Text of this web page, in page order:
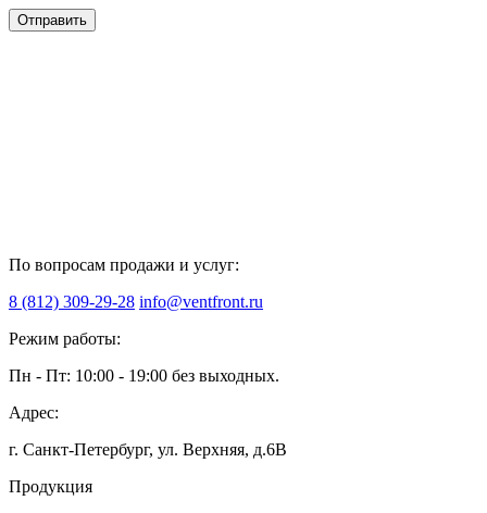
Отправить
По вопросам продажи и услуг:
8 (812) 309-29-28 info@ventfront.ru
Режим работы:
Пн - Пт: 10:00 - 19:00 без выходных.
Адрес:
г. Санкт-Петербург, ул. Верхняя, д.6B
Продукция